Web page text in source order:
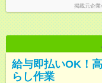
掲載元企業
給与即払いOK！
らし作業